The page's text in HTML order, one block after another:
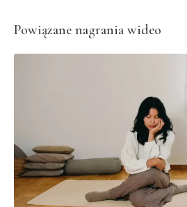
Powiązane nagrania wideo